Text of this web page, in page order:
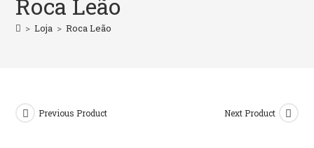
> Loja > Roca Leão
Previous Product Next Product